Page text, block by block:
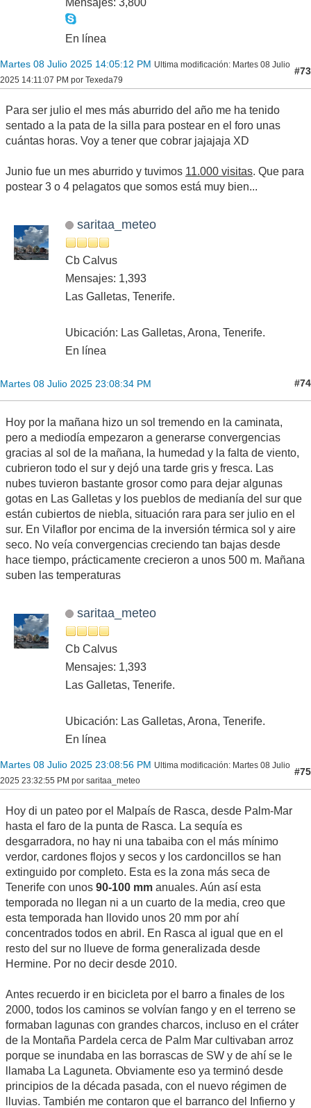
En línea
Martes 08 Julio 2025 14:05:12 PM Ultima modificación: Martes 08 Julio
2025 14:11:07 PM por Texeda79
#73
Para ser julio el mes más aburrido del año me ha tenido
sentado a la pata de la silla para postear en el foro unas
cuántas horas. Voy a tener que cobrar jajajaja XD
Junio fue un mes aburrido y tuvimos 11.000 visitas. Que para
postear 3 o 4 pelagatos que somos está muy bien...
saritaa_meteo
Cb Calvus
Mensajes: 1,393
Las Galletas, Tenerife.
Ubicación: Las Galletas, Arona, Tenerife.
En línea
Martes 08 Julio 2025 23:08:34 PM #74
Hoy por la mañana hizo un sol tremendo en la caminata,
pero a mediodía empezaron a generarse convergencias
gracias al sol de la mañana, la humedad y la falta de viento,
cubrieron todo el sur y dejó una tarde gris y fresca. Las
nubes tuvieron bastante grosor como para dejar algunas
gotas en Las Galletas y los pueblos de medianía del sur que
están cubiertos de niebla, situación rara para ser julio en el
sur. En Vilaflor por encima de la inversión térmica sol y aire
seco. No veía convergencias creciendo tan bajas desde
hace tiempo, prácticamente crecieron a unos 500 m. Mañana
suben las temperaturas
saritaa_meteo
Cb Calvus
Mensajes: 1,393
Las Galletas, Tenerife.
Ubicación: Las Galletas, Arona, Tenerife.
En línea
Martes 08 Julio 2025 23:08:56 PM Ultima modificación: Martes 08 Julio
2025 23:32:55 PM por saritaa_meteo
#75
Hoy di un pateo por el Malpaís de Rasca, desde Palm-Mar
hasta el faro de la punta de Rasca. La sequía es
desgarradora, no hay ni una tabaiba con el más mínimo
verdor, cardones flojos y secos y los cardoncillos se han
extinguido por completo. Esta es la zona más seca de
Tenerife con unos 90-100 mm anuales. Aún así esta
temporada no llegan ni a un cuarto de la media, creo que
esta temporada han llovido unos 20 mm por ahí
concentrados todos en abril. En Rasca al igual que en el
resto del sur no llueve de forma generalizada desde
Hermine. Por no decir desde 2010.
Antes recuerdo ir en bicicleta por el barro a finales de los
2000, todos los caminos se volvían fango y en el terreno se
formaban lagunas con grandes charcos, incluso en el cráter
de la Montaña Pardela cerca de Palm Mar cultivaban arroz
porque se inundaba en las borrascas de SW y de ahí se le
llamaba La Laguneta. Obviamente eso ya terminó desde
principios de la década pasada, con el nuevo régimen de
lluvias. También me contaron que el barranco del Infierno y